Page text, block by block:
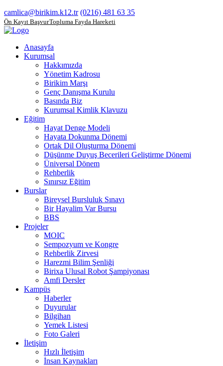
camlica@birikim.k12.tr (0216) 481 63 35
Ön Kayıt BaşvuruTopluma Fayda Hareketi
Anasayfa
Kurumsal
Hakkımızda
Yönetim Kadrosu
Birikim Marşı
Genç Danışma Kurulu
Basında Biz
Kurumsal Kimlik Klavuzu
Eğitim
Hayat Denge Modeli
Hayata Dokunma Dönemi
Ortak Dil Oluşturma Dönemi
Düşünme Duyuş Becerileri Geliştirme Dönemi
Üniversal Dönem
Rehberlik
Sınırsız Eğitim
Burslar
Bireysel Bursluluk Sınavı
Bir Hayalim Var Bursu
BBS
Projeler
MOIC
Sempozyum ve Kongre
Rehberlik Zirvesi
Harezmi Bilim Şenliği
Birixa Ulusal Robot Şampiyonası
Amfi Dersler
Kampüs
Haberler
Duyurular
Bilgihan
Yemek Listesi
Foto Galeri
İletişim
Hızlı İletişim
İnsan Kaynakları